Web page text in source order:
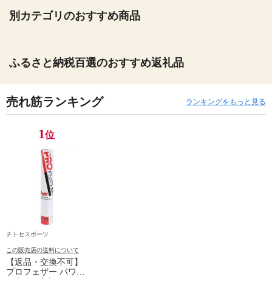
別カテゴリのおすすめ商品
ふるさと納税百選のおすすめ返礼品
売れ筋ランキング ランキングをもっと見る
1位
チトセスポーツ
この販売店の送料について
【返品・交換不可】
プロフェザー パワー